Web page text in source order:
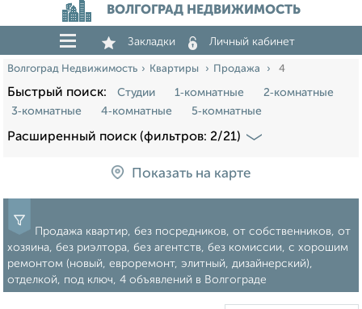
ВОЛГОГРАД НЕДВИЖИМОСТЬ
Закладки Личный кабинет
Волгоград Недвижимость Квартиры Продажа 4
Быстрый поиск: Студии 1‑комнатные
2‑комнатные
3‑комнатные
4‑комнатные 5‑комнатные
Расширенный поиск (фильтров: 2/21)
Показать на карте
Продажа квартир, без посредников, от собственников, от
хозяина, без риэлтора, без агентств, без комиссии, с хорошим
ремонтом (новый, евроремонт, элитный, дизайнерский),
отделкой, под ключ, 4 объявлений в Волгограде